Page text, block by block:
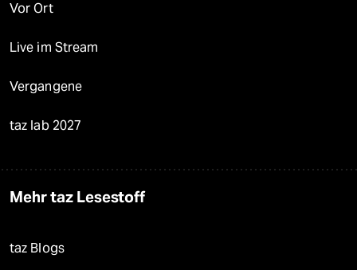
Vor Ort
Live im Stream
Vergangene
taz lab 2027
Mehr taz Lesestoff
taz Blogs